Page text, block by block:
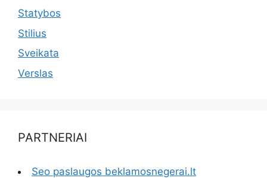
Statybos
Stilius
Sveikata
Verslas
PARTNERIAI
Seo paslaugos beklamosnegerai.lt